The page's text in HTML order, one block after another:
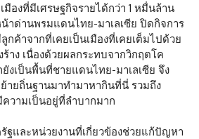
มืองที่มีเศรษฐกิจรายได้กว่า 1 หมื่นล้าน
ด่านพรมแดนไทย-มาเลเซีย ปิดกิจการ
กค้าจากที่เคยเป็นเมืองที่เคยเต็มไปด้วย
ร้าง เนื่องด้วยผลกระทบจากวิกฤตโค
งเป็นพื้นที่ชายแดนไทย-มาเลเซีย จึง
ายถิ่นฐานมาทำมาหากินที่นี่ รวมถึง
วามเป็นอยู่ที่ลำบากมาก
ฐและหน่วยงานที่เกี่ยวข้องช่วยแก้ปัญหา